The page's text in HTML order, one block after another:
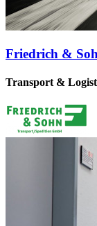
Friedrich &
Transport &